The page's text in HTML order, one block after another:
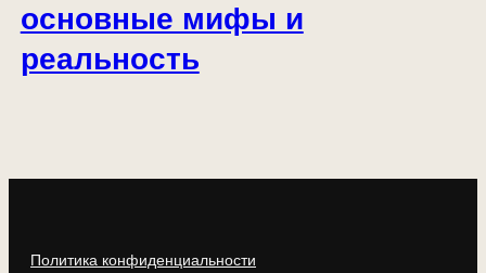
основные мифы и
реальность
Политика конфиденциальности